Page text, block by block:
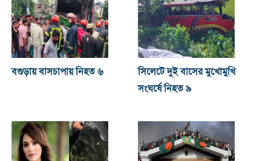
বগুড়ায় বাসচাপায় নিহত ৬
সিলেটে দুই বাসের মুখোমুখি
সংঘর্ষে নিহত ৯